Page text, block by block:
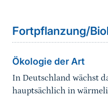
Fortpflanzung/
Ökologie der Art
In Deutschland wächst
hauptsächlich in